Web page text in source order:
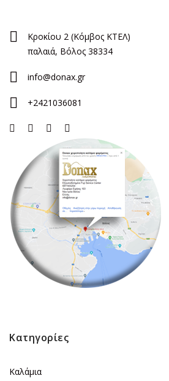
Κροκίου 2 (Κόμβος ΚΤΕΛ)
παλαιά, Βόλος 38334
info@donax.gr
+2421036081
Κατηγορίες
Καλάμια